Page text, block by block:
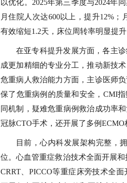
以优化。2025年第三季度与2024年
月住院人次达600以上，提升12%；
有效缩短1.2天，床位周转率明显提
在亚专科提升发展方面，各主
成更加精细的专业分工，推动新技
危重病人救治能力方面，主诊医师
保了危重病例的质量和安全，CMI
同机制，疑难危重病例救治成功率
冠脉CTO手术，还开展了多例ECMO
目前，心内科发展架构完整，
位。心血管重症救治技术全面开展
CRRT、PICCO等重症床旁技术全